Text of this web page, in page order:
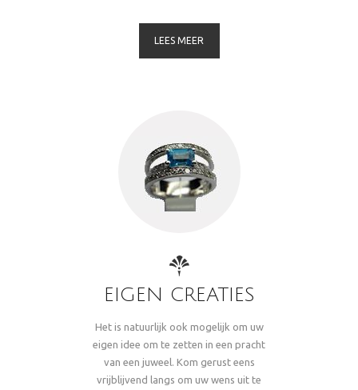
LEES MEER
EIGEN CREATIES
Het is natuurlijk ook mogelijk om uw
eigen idee om te zetten in een pracht
van een juweel. Kom gerust eens
vrijblijvend langs om uw wens uit te